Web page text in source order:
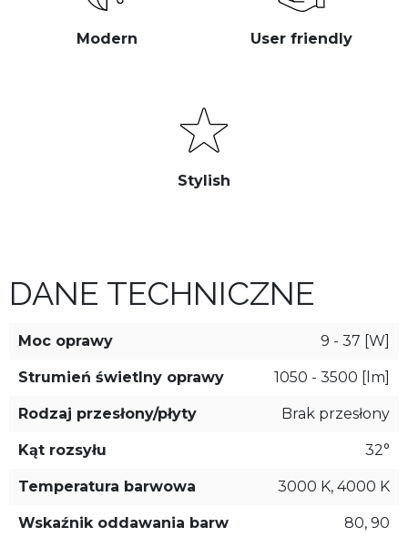
Modern User friendly
Stylish
DANE TECHNICZNE
Moc oprawy 9 - 37 [W]
Strumień świetlny oprawy 1050 - 3500 [lm]
Rodzaj przesłony/płyty Brak przesłony
Kąt rozsyłu 32°
Temperatura barwowa 3000 K, 4000 K
Wskaźnik oddawania barw 80, 90